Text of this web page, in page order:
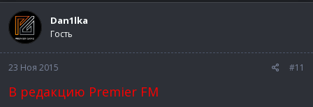
Dan1lka
Гость
23 Ноя 2015 #11
В редакцию Premier FM